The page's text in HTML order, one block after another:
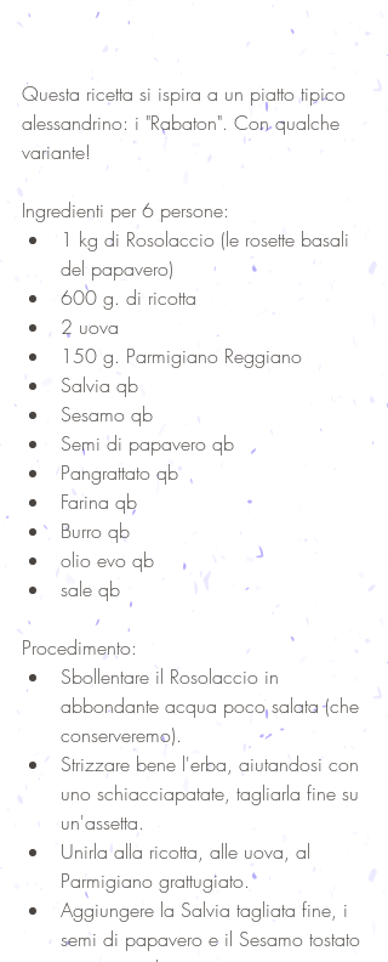
Questa ricetta si ispira a un piatto tipico
alessandrino: i "Rabaton". Con qualche
variante!
Ingredienti per 6 persone:
1 kg di Rosolaccio (le rosette basali
del papavero)
600 g. di ricotta
2 uova
150 g. Parmigiano Reggiano
Salvia qb
Sesamo qb
Semi di papavero qb
Pangrattato qb
Farina qb
Burro qb
olio evo qb
sale qb
Procedimento:
Sbollentare il Rosolaccio in
abbondante acqua poco salata (che
conserveremo).
Strizzare bene l'erba, aiutandosi con
uno schiacciapatate, tagliarla fine su
un'assetta.
Unirla alla ricotta, alle uova, al
Parmigiano grattugiato.
Aggiungere la Salvia tagliata fine, i
semi di papavero e il Sesamo tostato